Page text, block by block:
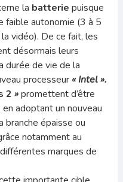
la batterie puisque
faible autonomie (3 à 5
vidéo). De ce fait, les
désormais leurs
durée de vie de la
processeur « Intel ».
2 »promettent d’être
adoptant un nouveau
branche épaisse ou
notamment au
marques de